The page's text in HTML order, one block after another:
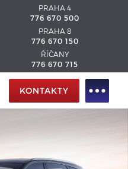
PRAHA 4
776 670 500
PRAHA 8
776 670 150
ŘÍČANY
776 670 715
KONTAKTY